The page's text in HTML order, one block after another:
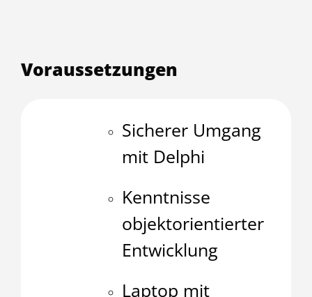
Voraussetzungen
Sicherer Umgang
mit Delphi
Kenntnisse
objektorientierter
Entwicklung
Laptop mit